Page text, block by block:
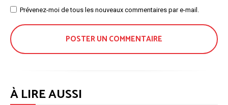
SitePrévenez-moi de tous les nouveaux commentaires par e-mail.
À LIRE AUSSI